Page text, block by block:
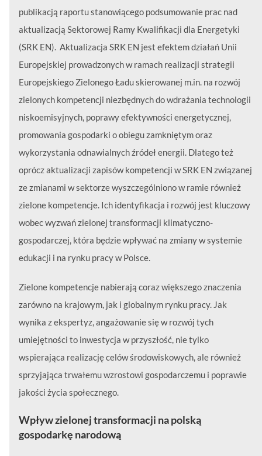
publikacją raportu stanowiącego podsumowanie prac nad
aktualizacją Sektorowej Ramy Kwalifikacji dla Energetyki
(SRK EN). Aktualizacja SRK EN jest efektem działań Unii
Europejskiej prowadzonych w ramach realizacji strategii
Europejskiego Zielonego Ładu skierowanej m.in. na rozwój
zielonych kompetencji niezbędnych do wdrażania technologii
niskoemisyjnych, poprawy efektywności energetycznej,
promowania gospodarki o obiegu zamkniętym oraz
wykorzystania odnawialnych źródeł energii. Dlatego też
oprócz aktualizacji zapisów kompetencji w SRK EN związanej
ze zmianami w sektorze wyszczególniono w ramie również
zielone kompetencje. Ich identyfikacja i rozwój jest kluczowy
wobec wyzwań zielonej transformacji klimatyczno-
gospodarczej, która będzie wpływać na zmiany w systemie
edukacji i na rynku pracy w Polsce.
Zielone kompetencje nabierają coraz większego znaczenia
zarówno na krajowym, jak i globalnym rynku pracy. Jak
wynika z ekspertyz, angażowanie się w rozwój tych
umiejętności to inwestycja w przyszłość, nie tylko
wspierająca realizację celów środowiskowych, ale również
sprzyjająca trwałemu wzrostowi gospodarczemu i poprawie
jakości życia społecznego.
Wpływ zielonej transformacji na polską
gospodarkę narodową